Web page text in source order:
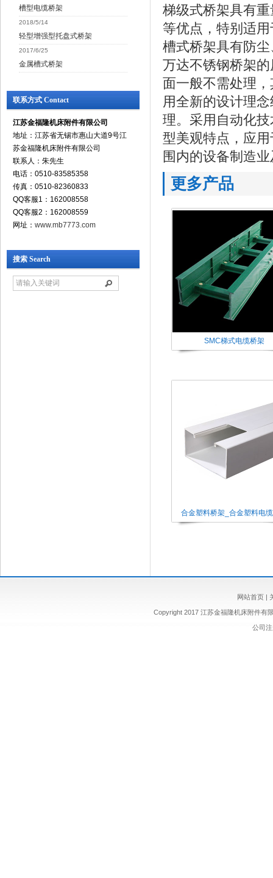
槽型电缆桥架
2018/5/14
轻型增强型托盘式桥架
2017/6/25
金属槽式桥架
联系方式 Contact
江苏金福隆机床附件有限公司
地址：江苏省无锡市惠山大道9号江
苏金福隆机床附件有限公司
联系人：朱先生
电话：0510-83585358
传真：0510-82360833
QQ客服1：162008558
QQ客服2：162008559
网址： www.mb7773.com
搜索 Search
梯级式桥架具有
等优点，特别适
槽式桥架具有防
万达不锈钢桥架
面一般不需处理
用全新的设计理
理。采用自动化
型美观特点，应
围内的设备制造
更多产品
SMC梯式电缆桥架
合金塑料桥架_合金塑料电
网站首页|
Copyright 2017 江苏金福隆机床附件有
公司